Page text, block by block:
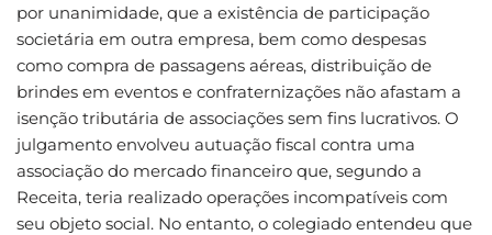
por unanimidade, que a existência de participação
societária em outra empresa, bem como despesas
como compra de passagens aéreas, distribuição de
brindes em eventos e confraternizações não afastam a
isenção tributária de associações sem fins lucrativos. O
julgamento envolveu autuação fiscal contra uma
associação do mercado financeiro que, segundo a
Receita, teria realizado operações incompatíveis com
seu objeto social. No entanto, o colegiado entendeu que